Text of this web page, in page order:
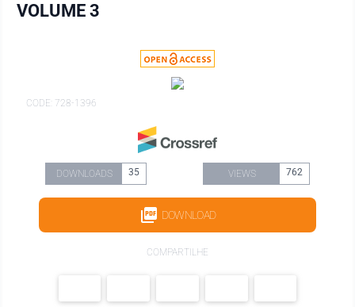
VOLUME 3
CODE: 728-1396
DOWNLOADS 35 VIEWS 762
DOWNLOAD
COMPARTILHE